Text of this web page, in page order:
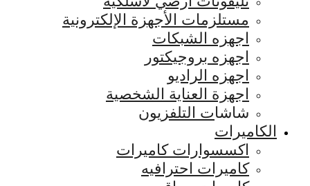
مستلزمات الأجهزة الإلكترونية
اجهزه الشبكات
اجهزه بروجيكتور
اجهزه الراديو
اجهزة العناية الشخصية
شاشات التلفزيون
الكاميرات
اكسسوارات كاميرات
كاميرات احترافيه